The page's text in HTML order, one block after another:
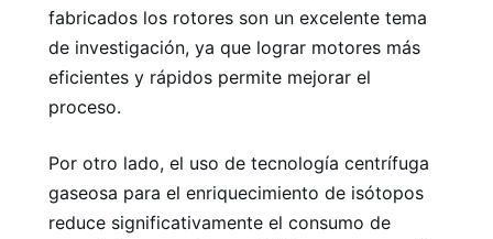
fabricados los rotores son un excelente tema
de investigación, ya que lograr motores más
eficientes y rápidos permite mejorar el
proceso.
Por otro lado, el uso de tecnología centrífuga
gaseosa para el enriquecimiento de isótopos
reduce significativamente el consumo de